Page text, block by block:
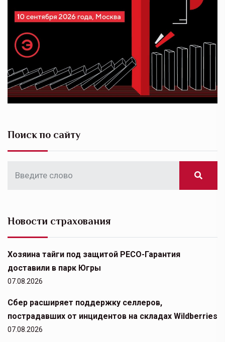
Поиск по сайту
Новости страхования
Хозяина тайги под защитой РЕСО-Гарантия
доставили в парк Югры
07.08.2026
Сбер расширяет поддержку селлеров,
пострадавших от инцидентов на складах Wildberries
07.08.2026